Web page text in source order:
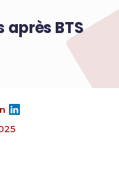
après BTS